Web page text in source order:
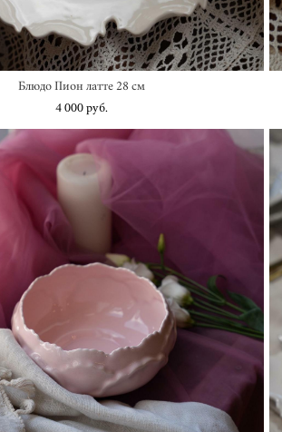
Блюдо Пион латте 28 см
4 000 pуб.